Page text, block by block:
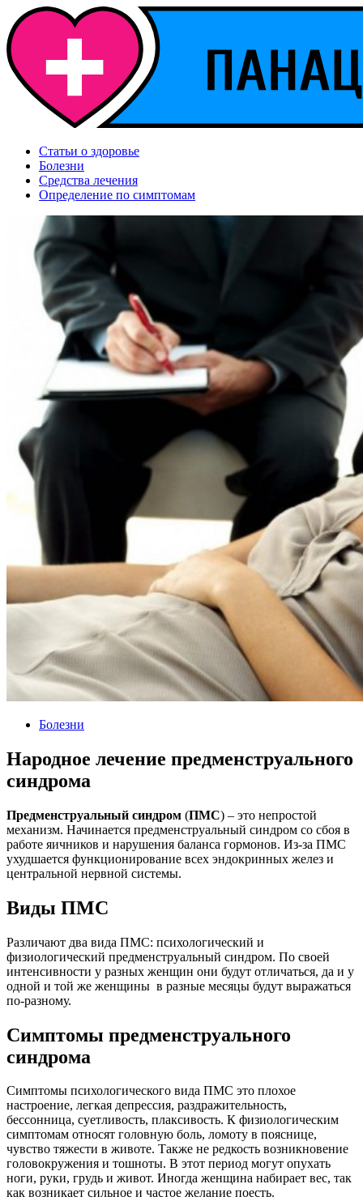
Статьи о здоровье
Болезни
Средства лечения
Определение по симптомам
Болезни
Народное лечение предменструального
синдрома
Предменструальный синдром (ПМС) – это непростой
механизм. Начинается предменструальный синдром со сбоя в
работе яичников и нарушения баланса гормонов. Из-за ПМС
ухудшается функционирование всех эндокринных желез и
центральной нервной системы.
Виды ПМС
Различают два вида ПМС: психологический и
физиологический предменструальный синдром. По своей
интенсивности у разных женщин они будут отличаться, да и у
одной и той же женщины в разные месяцы будут выражаться
по-разному.
Симптомы предменструального
синдрома
Симптомы психологического вида ПМС это плохое
настроение, легкая депрессия, раздражительность,
бессонница, суетливость, плаксивость. К физиологическим
симптомам относят головную боль, ломоту в пояснице,
чувство тяжести в животе. Также не редкость возникновение
головокружения и тошноты. В этот период могут опухать
ноги, руки, грудь и живот. Иногда женщина набирает вес, так
как возникает сильное и частое желание поесть.